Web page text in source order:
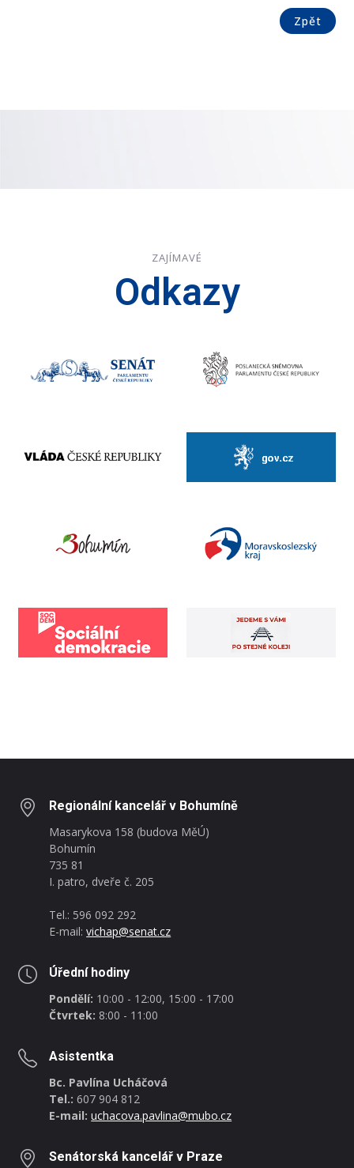
Zpět
ZAJÍMAVÉ
Odkazy
Regionální kancelář v Bohumíně
Masarykova 158 (budova MěÚ)
Bohumín
735 81
I. patro, dveře č. 205
Tel.: 596 092 292
E-mail:vichap@senat.cz
Úřední hodiny
Pondělí: 10:00 - 12:00, 15:00 - 17:00
Čtvrtek: 8:00 - 11:00
Asistentka
Bc. Pavlína Ucháčová
Tel.: 607 904 812
E-mail: uchacova.pavlina@mubo.cz
Senátorská kancelář v Praze